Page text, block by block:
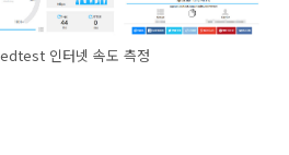
인터넷 속도 측정